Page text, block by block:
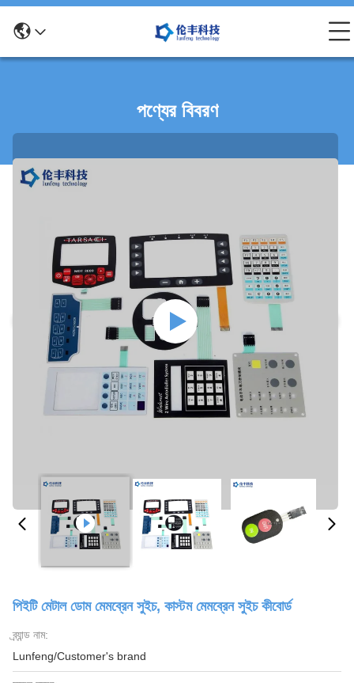
পণ্যের বিবরণ
পিইটি মেটাল ডোম মেমব্রেন সুইচ, কাস্টম মেমব্রেন সুইচ কীবোর্ড
ব্র্যান্ড নাম:
Lunfeng/Customer's brand